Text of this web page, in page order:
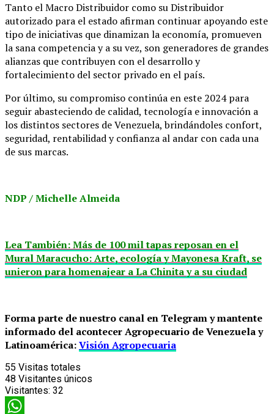
Tanto el Macro Distribuidor como su Distribuidor
autorizado para el estado afirman continuar apoyando este
tipo de iniciativas que dinamizan la economía, promueven
la sana competencia y a su vez, son generadores de grandes
alianzas que contribuyen con el desarrollo y
fortalecimiento del sector privado en el país.
Por último, su compromiso continúa en este 2024 para
seguir abasteciendo de calidad, tecnología e innovación a
los distintos sectores de Venezuela, brindándoles confort,
seguridad, rentabilidad y confianza al andar con cada una
de sus marcas.
NDP / Michelle Almeida
Lea También: Más de 100 mil tapas reposan en el
Mural Maracucho: Arte, ecología y Mayonesa Kraft, se
unieron para homenajear a La Chinita y a su ciudad
Forma parte de nuestro canal en Telegram y mantente
informado del acontecer Agropecuario de Venezuela y
Latinoamérica:Visión Agropecuaria
55 Visitas totales
48 Visitantes únicos
Visitantes: 32